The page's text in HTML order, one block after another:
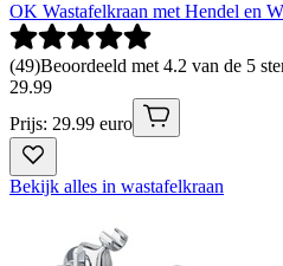
OK Wastafelkraan met Hendel en
(49)Beoordeeld met 4.2 van de 5
29.99
Prijs: 29.99 euro
Bekijk alles in wastafelkraan